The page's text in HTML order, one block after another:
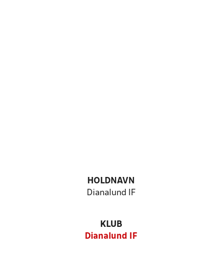
HOLDNAVN
Dianalund IF
KLUB
Dianalund IF